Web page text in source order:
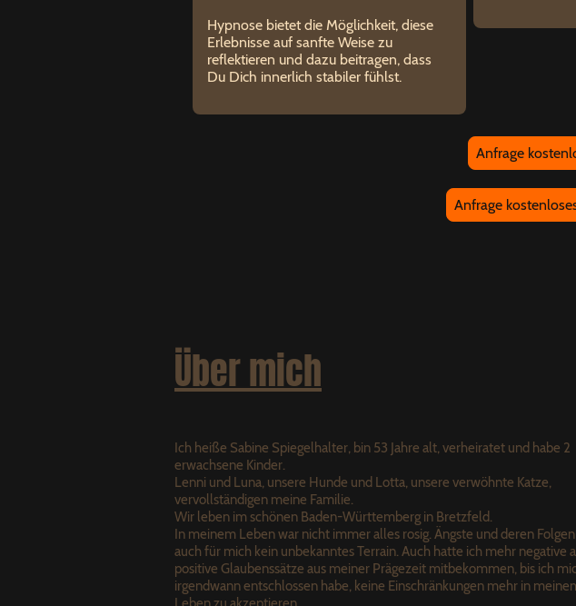
Hypnose bietet die Möglichkeit, diese
Erlebnisse auf sanfte Weise zu
reflektieren und dazu beitragen, dass
Du Dich innerlich stabiler fühlst.
Anfrage
Anfrage
Über mich
Ich heiße Sabine Spiegelhalter, bin 53 Jahre alt, verheiratet und habe 2
erwachsene Kinder.
Lenni und Luna, unsere Hunde und Lotta, unsere verwöhnte Katze,
vervollständigen meine Familie.
Wir leben im schönen Baden-Württemberg in Bretzfeld.
In meinem Leben war nicht immer alles rosig. Ängste und deren Folgen
auch für mich kein unbekanntes Terrain. Auch hatte ich mehr negative
positive Glaubenssätze aus meiner Prägezeit mitbekommen, bis ich
irgendwann entschlossen habe, keine Einschränkungen mehr in